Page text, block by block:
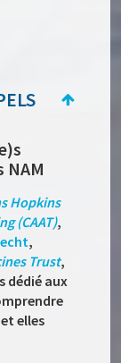
NAM
Hopkins
(CAAT),
,
Trust,
dédié aux
elles